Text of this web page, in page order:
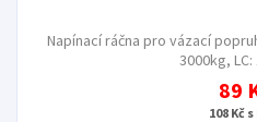
Napínací ráčna pro vázací
3000kg, LC:
89
108 Kč s